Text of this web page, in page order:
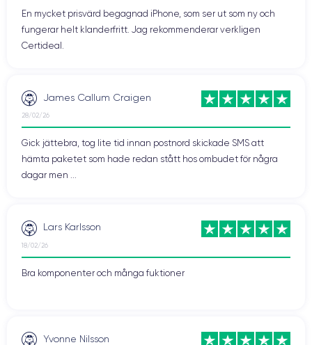
En mycket prisvärd begagnad iPhone, som ser ut som ny och
fungerar helt klanderfritt. Jag rekommenderar verkligen
Certideal.
James Callum Craigen
28/02/26
Gick jättebra, tog lite tid innan postnord skickade SMS att
hämta paketet som hade redan stått hos ombudet för några
dagar men ...
Lars Karlsson
18/02/26
Bra komponenter och många fuktioner
Yvonne Nilsson